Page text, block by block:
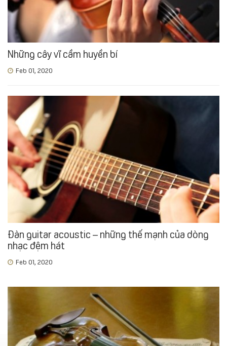
Những cây vĩ cầm huyền bí
Feb 01, 2020
Đàn guitar acoustic – những thế mạnh của dòng
nhạc đệm hát
Feb 01, 2020